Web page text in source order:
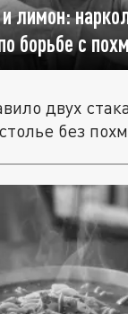
лимон:
борьбе с
двух
без